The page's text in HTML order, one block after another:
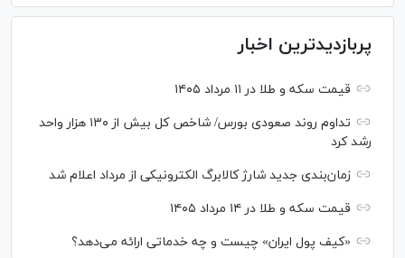
پربازدیدترین اخبار
قیمت سکه و طلا در ۱۱ مرداد ۱۴۰۵
تداوم روند صعودی بورس/ شاخص کل بیش از ۱۳۰ هزار واحد
رشد کرد
زمان‌بندی جدید شارژ کالابرگ الکترونیکی از مرداد اعلام شد
قیمت سکه و طلا در ۱۴ مرداد ۱۴۰۵
«کیف پول ایران» چیست و چه خدماتی ارائه می‌دهد؟